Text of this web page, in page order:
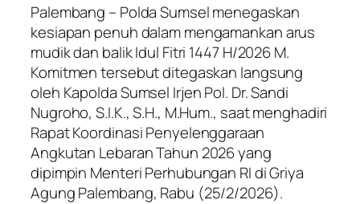
Palembang – Polda Sumsel menegaskan
kesiapan penuh dalam mengamankan arus
mudik dan balik Idul Fitri 1447 H/2026 M.
Komitmen tersebut ditegaskan langsung
oleh Kapolda Sumsel Irjen Pol. Dr. Sandi
Nugroho, S.I.K., S.H., M.Hum., saat menghadiri
Rapat Koordinasi Penyelenggaraan
Angkutan Lebaran Tahun 2026 yang
dipimpin Menteri Perhubungan RI di Griya
Agung Palembang, Rabu (25/2/2026).